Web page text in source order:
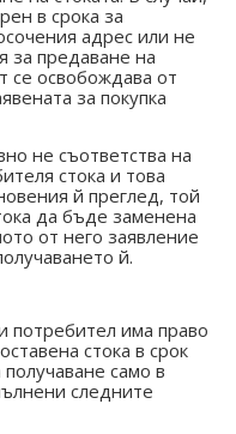
в срока за
адрес или не
за предаване на
се освобождава от
за покупка
не съответства на
стока и това
й преглед, той
да бъде заменена
от него заявление
й.
потребител има право
стока в срок
само в
следните